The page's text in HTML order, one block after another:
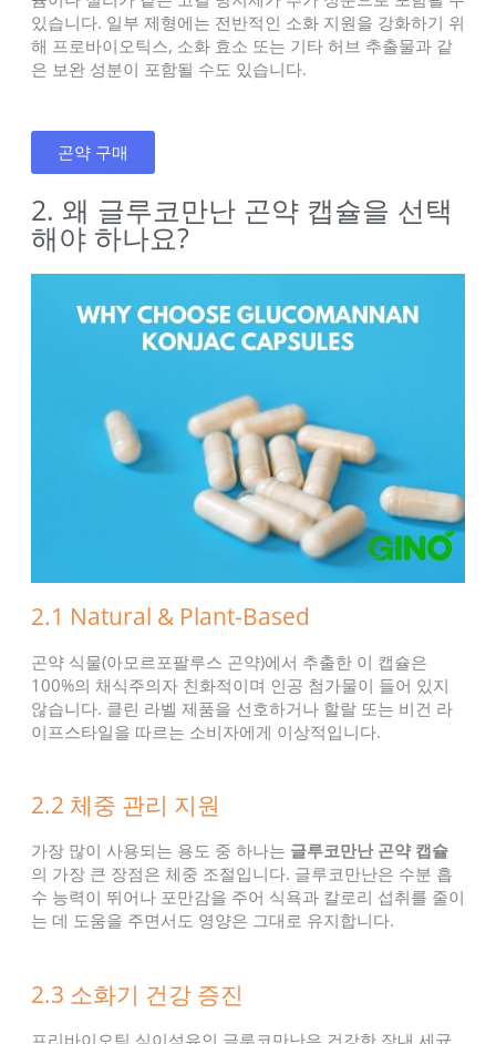
있습니다. 일부 제형에는 전반적인 소화 지원을 강화하기 위
해 프로바이오틱스, 소화 효소 또는 기타 허브 추출물과 같
은 보완 성분이 포함될 수도 있습니다.
곤약 구매
2. 왜 글루코만난 곤약 캡슐을 선택
해야 하나요?
2.1 Natural & Plant-Based
곤약 식물(아모르포팔루스 곤약)에서 추출한 이 캡슐은
100%의 채식주의자 친화적이며 인공 첨가물이 들어 있지
않습니다. 클린 라벨 제품을 선호하거나 할랄 또는 비건 라
이프스타일을 따르는 소비자에게 이상적입니다.
2.2 체중 관리 지원
가장 많이 사용되는 용도 중 하나는 글루코만난 곤약 캡슐
의 가장 큰 장점은 체중 조절입니다. 글루코만난은 수분 흡
수 능력이 뛰어나 포만감을 주어 식욕과 칼로리 섭취를 줄이
는 데 도움을 주면서도 영양은 그대로 유지합니다.
2.3 소화기 건강 증진
프리바이오틱 식이섬유인 글루코만난은 건강한 장내 세균